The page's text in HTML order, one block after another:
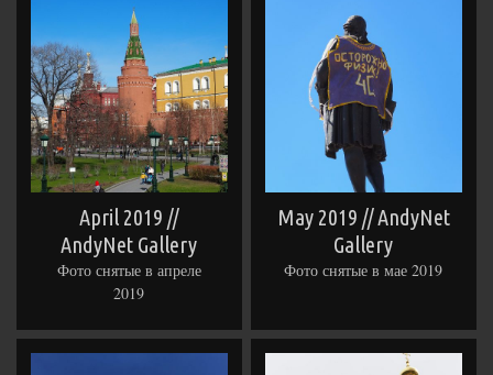
April 2019 //
AndyNet Gallery
Фото снятые в апреле
2019
May 2019 // AndyNet
Gallery
Фото снятые в мае 2019